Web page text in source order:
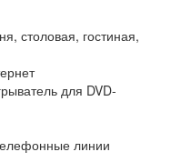
столовая, гостиная,
для DVD-
линии